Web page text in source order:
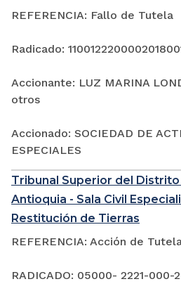
REFERENCIA: Fallo de Tutela
Radicado:
Accionante: LUZ MARINA
otros
Accionado: SOCIEDAD DE
ESPECIALES
Tribunal Superior del
Antioquia - Sala Civil
Restitución de Tierras
REFERENCIA: Acción de
RADICADO: 05000- 2221-000-